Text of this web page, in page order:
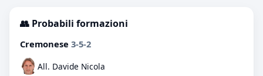
👥 Probabili formazioni
Cremonese 3-5-2
All. Davide Nicola